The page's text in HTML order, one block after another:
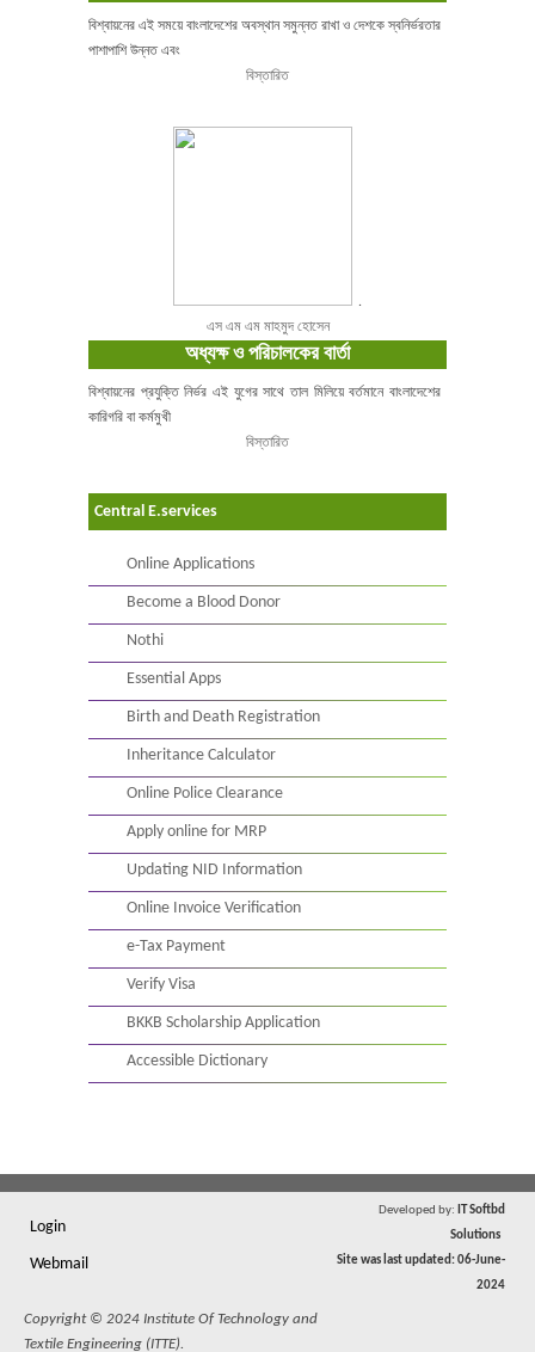
বিশ্বায়নের এই সময়ে বাংলাদেশের অবস্থান সমুন্নত রাখা ও দেশকে স্বনির্ভরতার
পাশাপাশি উন্নত এবং
বিস্তারিত
.
এস এম এম মাহমুদ হোসেন
অধ্যক্ষ ও পরিচালকের বার্তা
বিশ্বায়নের প্রযুক্তি নির্ভর এই যুগের সাথে তাল মিলিয়ে বর্তমানে বাংলাদেশের
কারিগরি বা কর্মমুখী
বিস্তারিত
Central E.services
Online Applications
Become a Blood Donor
Nothi
Essential Apps
Birth and Death Registration
Inheritance Calculator
Online Police Clearance
Apply online for MRP
Updating NID Information
Online Invoice Verification
e-Tax Payment
Verify Visa
BKKB Scholarship Application
Accessible Dictionary
Login
Webmail
Copyright © 2024 Institute Of Technology and
Textile Engineering (ITTE).
Developed by: IT Softbd
Solutions
Site was last updated: 06-June-
2024